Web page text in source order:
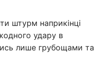
штурм наприкінці
удару в
лише грубощами та